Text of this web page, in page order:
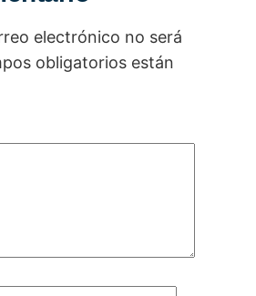
electrónico no será
obligatorios están